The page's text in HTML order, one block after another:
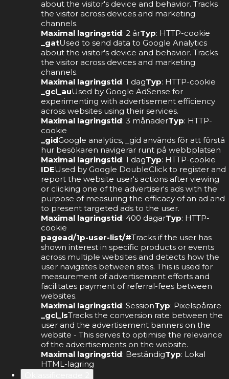
about the visitor's device and behavior. Tracks
the visitor across devices and marketing
channels.
Maximal lagringstid: 2 årTyp: HTTP-cookie
_gatUsed to send data to Google Analytics
about the visitor's device and behavior. Tracks
the visitor across devices and marketing
channels.
Maximal lagringstid: 1 dagTyp: HTTP-cookie
_gcl_auUsed by Google AdSense for
experimenting with advertisement efficiency
across websites using their services.
Maximal lagringstid: 3 månaderTyp: HTTP-
cookie
_gidGoogle analytics, _gid används för att förstå
hur besökaren navigerar runt på webbplatsen
Maximal lagringstid: 1 dagTyp: HTTP-cookie
IDEUsed by Google DoubleClick to register and
report the website user's actions after viewing
or clicking one of the advertiser's ads with the
purpose of measuring the efficacy of an ad and
to present targeted ads to the user.
Maximal lagringstid: 400 dagarTyp: HTTP-
cookie
pagead/1p-user-list/#Tracks if the user has
shown interest in specific products or events
across multiple websites and detects how the
user navigates between sites. This is used for
measurement of advertisement efforts and
facilitates payment of referral-fees between
websites.
Maximal lagringstid: SessionTyp: Pixelspårare
_gcl_lsTracks the conversion rate between the
user and the advertisement banners on the
website - This serves to optimise the relevance
of the advertisements on the website.
Maximal lagringstid: BeständigTyp: Lokal
HTML-lagring